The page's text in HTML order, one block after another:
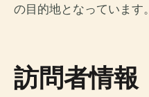
の目的地となっています。
訪問者情報